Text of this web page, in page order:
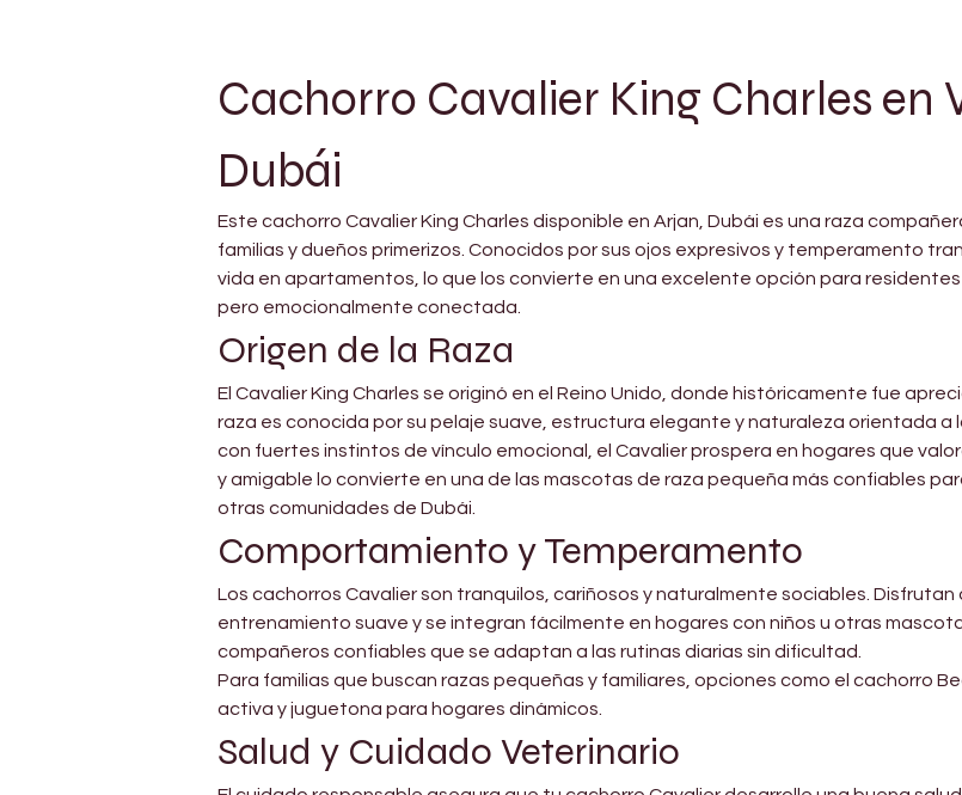
Cachorro Cavalier King Charles en
Dubái
Este cachorro Cavalier King Charles disponible en Arjan, Dubái es una raza
familias y dueños primerizos. Conocidos por sus ojos expresivos y temperamento
vida en apartamentos, lo que los convierte en una excelente opción para
pero emocionalmente conectada.
Origen de la Raza
El Cavalier King Charles se originó en el Reino Unido, donde históricamente fue
raza es conocida por su pelaje suave, estructura elegante y naturaleza orientada a
con fuertes instintos de vínculo emocional, el Cavalier prospera en hogares que
y amigable lo convierte en una de las mascotas de raza pequeña más confiables
otras comunidades de Dubái.
Comportamiento y Temperamento
Los cachorros Cavalier son tranquilos, cariñosos y naturalmente sociables. Disfrutan
entrenamiento suave y se integran fácilmente en hogares con niños u otras
compañeros confiables que se adaptan a las rutinas diarias sin dificultad.
Para familias que buscan razas pequeñas y familiares, opciones como el cachorro
activa y juguetona para hogares dinámicos.
Salud y Cuidado Veterinario